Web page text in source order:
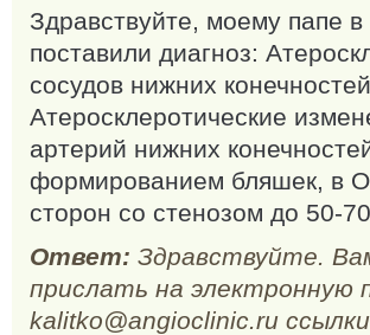
Здравствуйте, моему папе в
поставили диагноз:
сосудов нижних
Атеросклеротические
артерий нижних
формированием бляшек, в
сторон со стенозом до 50-
Ответ: Здравствуйте.
прислать на электронную
kalitko@angioclinic.ru